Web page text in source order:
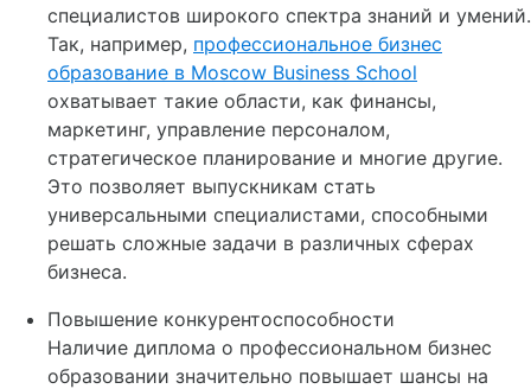
специалистов широкого спектра знаний и умений.
Так, например, профессиональное бизнес
образование в Moscow Business School
охватывает такие области, как финансы,
маркетинг, управление персоналом,
стратегическое планирование и многие другие.
Это позволяет выпускникам стать
универсальными специалистами, способными
решать сложные задачи в различных сферах
бизнеса.
Повышение конкурентоспособности
Наличие диплома о профессиональном бизнес
образовании значительно повышает шансы на